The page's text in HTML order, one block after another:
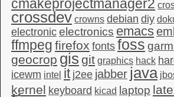
cmakeprojectmanager2
crossdev crowns debian diy
electronic electronics emacs
ffmpeg firefox fonts foss
geocrop gis git graphics hack
icewm intel it j2ee jabber java
kernel keyboard kicad laptop